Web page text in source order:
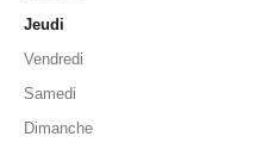
Jeudi
Vendredi
Samedi
Dimanche